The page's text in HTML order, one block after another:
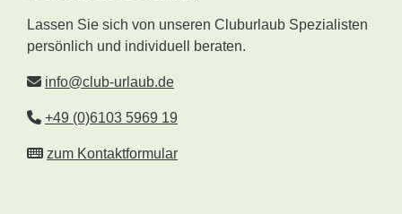
Lassen Sie sich von unseren Cluburlaub Spezialisten
persönlich und individuell beraten.
info@club-urlaub.de
+49 (0)6103 5969 19
zum Kontaktformular